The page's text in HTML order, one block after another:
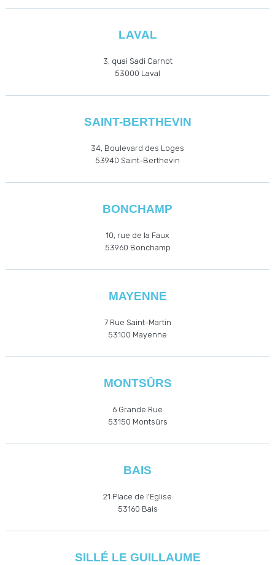
LAVAL
3, quai Sadi Carnot
53000 Laval
SAINT-BERTHEVIN
34, Boulevard des Loges
53940 Saint-Berthevin
BONCHAMP
10, rue de la Faux
53960 Bonchamp
MAYENNE
7 Rue Saint-Martin
53100 Mayenne
MONTSÛRS
6 Grande Rue
53150 Montsûrs
BAIS
21 Place de l'Eglise
53160 Bais
SILLÉ LE GUILLAUME